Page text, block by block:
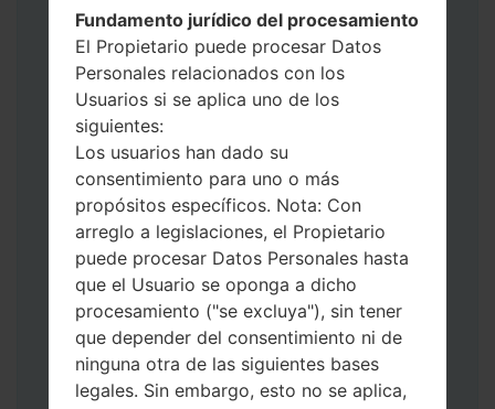
tecla de Encendido, el botón de Subir
volumen y la tecla de Bixby.
Presione y mantenga presionadas las
teclas de Subir y de Bajar volumen y
luego conecte un cable USB.
Presione y mantenga presionados la
tecla de Encendido, el botón de Bajar
volumen y la tecla de Inicio.
Conecte un cable USB, luego
mantenga presionados el botón de Bixby
y la tecla de Bajar volumen.
Presione y mantenga presionados la
tecla de Encendido y el botón de Subir
volumen.
Luego, conecte su dispositivo a PC, Odin
Fundamento jurídico del procesamiento
El Propietario puede procesar Datos
Personales relacionados con los
Usuarios si se aplica uno de los
siguientes:
Los usuarios han dado su
consentimiento para uno o más
propósitos específicos. Nota: Con
arreglo a legislaciones, el Propietario
puede procesar Datos Personales hasta
que el Usuario se oponga a dicho
procesamiento ("se excluya"), sin tener
que depender del consentimiento ni de
ninguna otra de las siguientes bases
legales. Sin embargo, esto no se aplica,